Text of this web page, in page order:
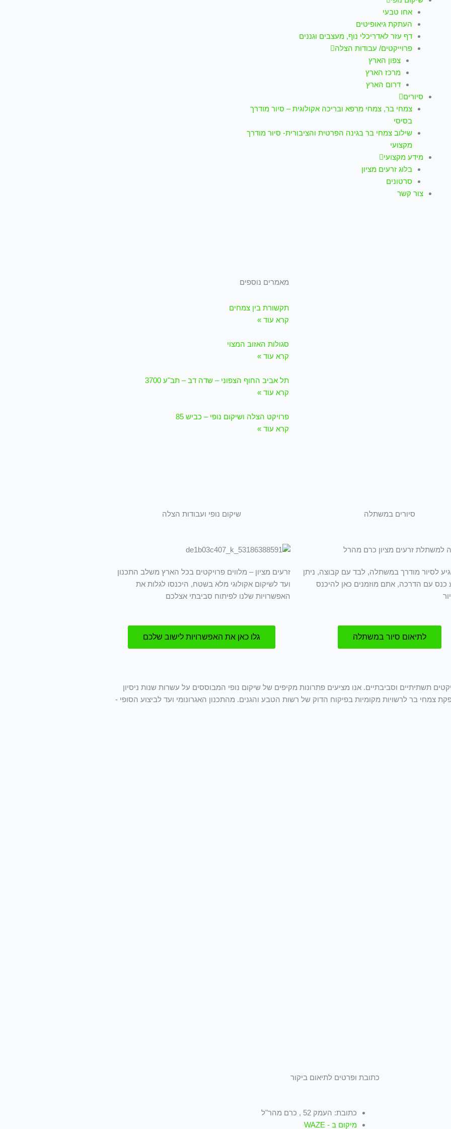
אחו טבעי
העתקת גיאופיטים
דף עזר לאדריכלי נוף, מעצבים וגננים
פרוייקטים/ עבודות הצלה
צפון הארץ
מרכז הארץ
דרום הארץ
סיורים
צמחי בר, צמחי מרפא ובריכה אקולוגית – סיור מודרך
בסיסי
שילוב צמחי בר בגינה הפרטית והציבורית- סיור מודרך
מקצועי
מידע מקצועי
בלוג זרעים מציון
סרטונים
צור קשר
מאמרים נוספים
תקשורת בין צמחים
קרא עוד »
סגולות האזוב המצוי
קרא עוד »
תל אביב החוף הצפוני – שדה דב – תב"ע 3700
קרא עוד »
פרויקט הצלה ושיקום נופי – כביש 85
קרא עוד »
סיורים במשתלה
לסיור מודרך במשתלה, לבד עם קבוצה, ניתן
כנס עם הדרכה, אתם מוזמנים כאן להיכנס
לתיאום סיור במשתלה
שיקום נופי ועבודות הצלה
זרעים מציון – מלווים פרויקטים בכל הארץ משלב התכנון
ועד לשיקום אקולוגי מלא בשטח, היכנסו לגלות את
האפשרויות שלנו לפיתוח סביבתי אצלכם
גלו כאן את האפשרויות לישוב שלכם
תשתיתיים וסביבתיים. אנו מציעים פתרונות מקיפים של שיקום נופי המבוססים על עשרות שנות ניסיון
צמחי בר לרשויות מקומיות בפיקוח הדוק של רשות הטבע והגנים. מהתכנון האגרונומי ועד לביצוע הסופי -
כתובת ופרטים לתיאום ביקור
כתובת: העמק 52 , כרם מהר"ל
מיקום ב - WAZE